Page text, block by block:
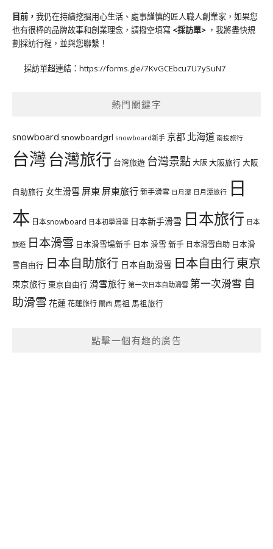
目前， 我仍在持續挖掘用心生活、處事謹慎的匠人職人創業家，如果您
也有很棒的品牌故事和創業理念，請撥空填寫 <採訪單> ，我將盡快規
劃採訪行程，並與您聯繫！
採訪單超連結： https://forms.gle/7KvGCEbcu7U7ySuN7
熱門關鍵字
snowboard snowboardgirl snowboard新手 京都 北海道 南投旅行
台灣台灣旅行 台灣旅遊 台灣景點大阪大阪旅行大阪
自助旅行 女生滑雪 屏東 屏東旅行新手滑雪 日月潭 日月潭旅行 日
本 日本snowboard 日本初學滑雪 日本新手滑雪 日本旅行 日本
旅遊 日本滑雪 日本滑雪場新手 日本 滑雪 新手 日本滑雪自助 日本滑
雪自由行 日本自助旅行 日本自助滑雪 日本自由行東京
東京旅行 東京自由行 滑雪旅行 第一次日本自助滑雪 第一次滑雪 自
助滑雪 花蓮花蓮旅行 關西 馬祖 馬祖旅行
點擊一個有趣的廣告